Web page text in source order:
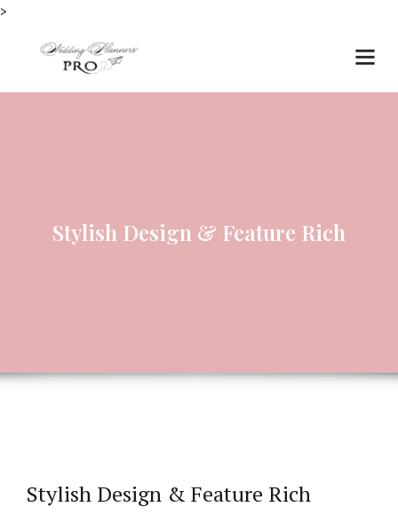
>
Stylish Design & Feature Rich
Stylish Design & Feature Rich